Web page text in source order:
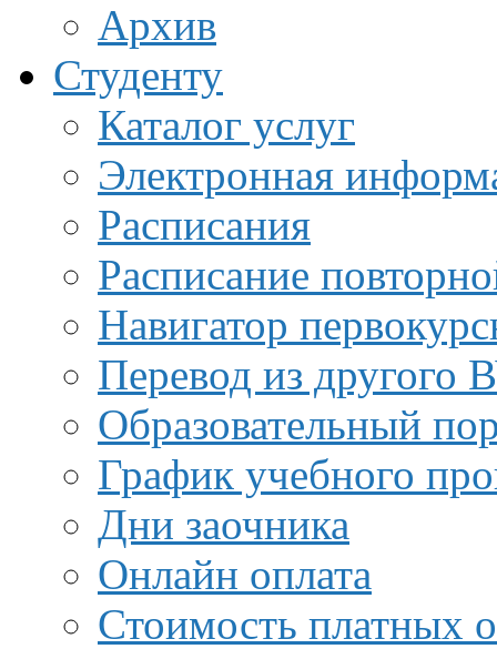
Архив
Студенту
Каталог услуг
Электронная
Расписания
Расписание
Навигатор
Перевод из другого
Образовательный
График учебного
Дни заочника
Онлайн оплата
Стоимость платных